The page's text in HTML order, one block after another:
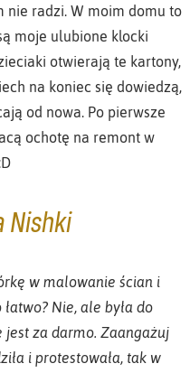
nie radzi. W moim domu to
moje ulubione klocki
otwierają te kartony,
na koniec się dowiedzą,
od nowa. Po pierwsze
ochotę na remont w
Nishki
w malowanie ścian i
Nie, ale była do
jest za darmo. Zaangażuj
i protestowała, tak w